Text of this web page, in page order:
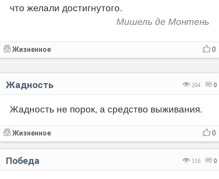
что желали достигнутого.
Мишель де Монтень
0
Жизненное
204 0
Жадность
Жадность не порок, а средство выживания.
0
Жизненное
116 0
Победа